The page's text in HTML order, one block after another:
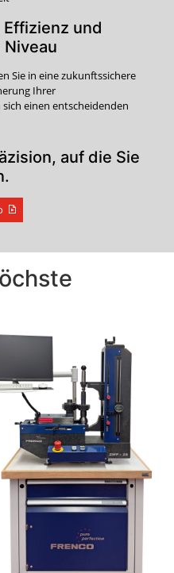
und
Sie in eine zukunftssichere
Ihrer
einen entscheidenden
auf die Sie